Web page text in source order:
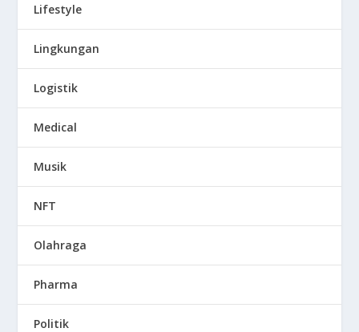
Lifestyle
Lingkungan
Logistik
Medical
Musik
NFT
Olahraga
Pharma
Politik